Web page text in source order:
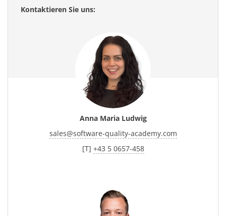
Kontaktieren Sie uns:
Anna Maria Ludwig
sales@software-quality-academy.com
[T] +43 5 0657-458